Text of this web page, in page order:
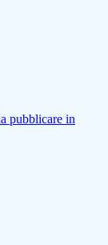
pubblicare in